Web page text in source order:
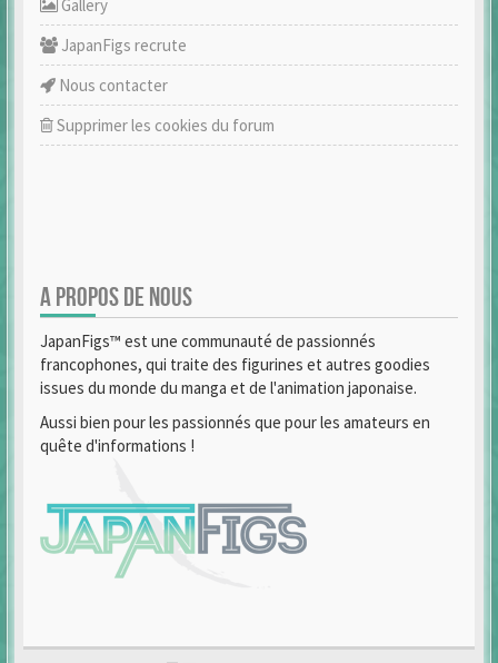
Gallery
JapanFigs recrute
Nous contacter
Supprimer les cookies du forum
A PROPOS DE NOUS
JapanFigs™ est une communauté de passionnés
francophones, qui traite des figurines et autres goodies
issues du monde du manga et de l'animation japonaise.
Aussi bien pour les passionnés que pour les amateurs en
quête d'informations !